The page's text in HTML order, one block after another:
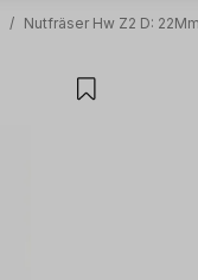
/ Nutfräser Hw Z2 D: